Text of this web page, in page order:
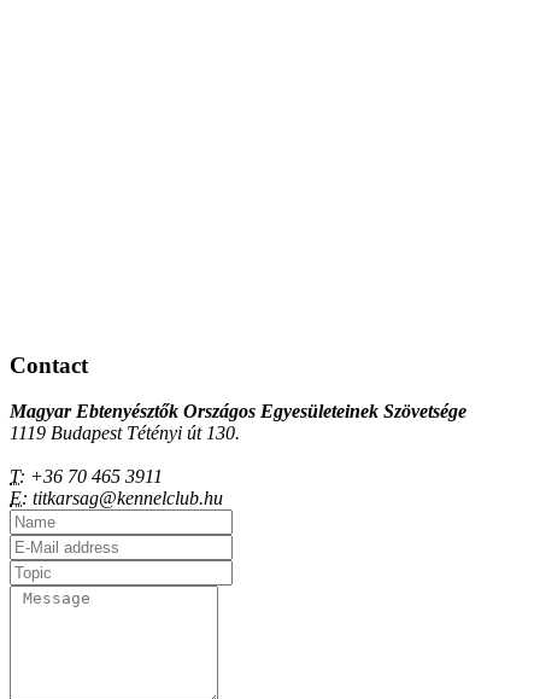
Contact
Magyar Ebtenyésztők Országos Egyesületeinek Szövetsége
1119 Budapest Tétényi út 130.
T: +36 70 465 3911
E: titkarsag@kennelclub.hu